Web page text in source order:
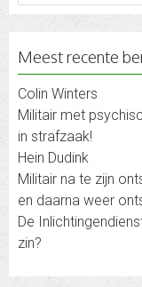
naar:
Meest recente
Colin Winters
Militair met
in strafzaak!
Hein Dudink
Militair na te zijn
en daarna weer
De
zin?